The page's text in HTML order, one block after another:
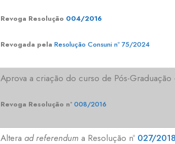
Revoga Resolução 004/2016
Revogada pela Resolução Consuni nº 75/2024
Aprova a criação do curso de Pós-
Revoga Resolução nº 008/2016
Altera ad referendum a Resolução nº 027/2018